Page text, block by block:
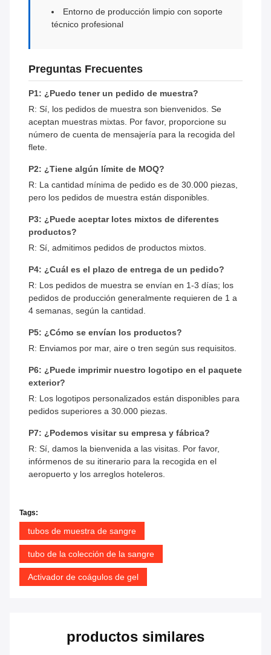
Entorno de producción limpio con soporte
técnico profesional
Preguntas Frecuentes
P1: ¿Puedo tener un pedido de muestra?
R: Sí, los pedidos de muestra son bienvenidos. Se
aceptan muestras mixtas. Por favor, proporcione su
número de cuenta de mensajería para la recogida del
flete.
P2: ¿Tiene algún límite de MOQ?
R: La cantidad mínima de pedido es de 30.000 piezas,
pero los pedidos de muestra están disponibles.
P3: ¿Puede aceptar lotes mixtos de diferentes
productos?
R: Sí, admitimos pedidos de productos mixtos.
P4: ¿Cuál es el plazo de entrega de un pedido?
R: Los pedidos de muestra se envían en 1-3 días; los
pedidos de producción generalmente requieren de 1 a
4 semanas, según la cantidad.
P5: ¿Cómo se envían los productos?
R: Enviamos por mar, aire o tren según sus requisitos.
P6: ¿Puede imprimir nuestro logotipo en el paquete
exterior?
R: Los logotipos personalizados están disponibles para
pedidos superiores a 30.000 piezas.
P7: ¿Podemos visitar su empresa y fábrica?
R: Sí, damos la bienvenida a las visitas. Por favor,
infórmenos de su itinerario para la recogida en el
aeropuerto y los arreglos hoteleros.
Tags:
tubos de muestra de sangre
tubo de la colección de la sangre
Activador de coágulos de gel
productos similares